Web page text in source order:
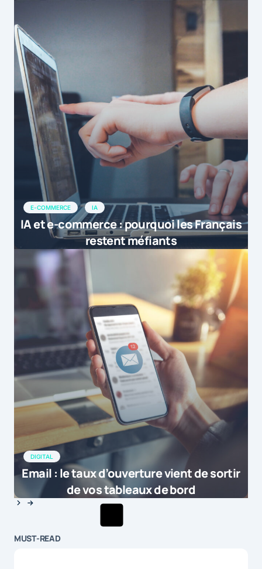
E-COMMERCE IA
IA et e-commerce : pourquoi les Français
restent méfiants
DIGITAL
Email : le taux d’ouverture vient de sortir
de vos tableaux de bord
MUST-READ